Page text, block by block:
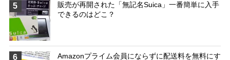
5
販売が再開された「無記名Suica」一番簡単に入手
できるのはどこ？
6
Amazonプライム会員にならずに配送料を無料にす